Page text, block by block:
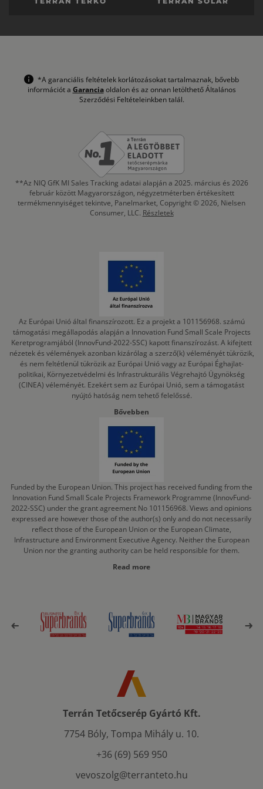
*A garanciális feltételek korlátozásokat tartalmaznak, bővebb
információt a Garanciaoldalon és az onnan letölthető Általános
Szerződési Feltételeinkben talál.
**Az NIQ GfK MI Sales Tracking adatai alapján a 2025. március és 2026
február között Magyarországon, négyzetméterben értékesített
termékmennyiséget tekintve, Panelmarket, Copyright © 2026, Nielsen
Consumer, LLC. Részletek
Az Európai Unió által finanszírozott. Ez a projekt a 101156968. számú
támogatási megállapodás alapján a Innovation Fund Small Scale Projects
Keretprogramjából (InnovFund-2022-SSC) kapott finanszírozást. A kifejtett
nézetek és vélemények azonban kizárólag a szerző(k) véleményét tükrözik,
és nem feltétlenül tükrözik az Európai Unió vagy az Európai Éghajlat-
politikai, Környezetvédelmi és Infrastrukturális Végrehajtó Ügynökség
(CINEA) véleményét. Ezekért sem az Európai Unió, sem a támogatást
nyújtó hatóság nem tehető felelőssé.
Bővebben
Funded by the European Union. This project has received funding from the
Innovation Fund Small Scale Projects Framework Programme (InnovFund-
2022-SSC) under the grant agreement No 101156968. Views and opinions
expressed are however those of the author(s) only and do not necessarily
reflect those of the European Union or the European Climate,
Infrastructure and Environment Executive Agency. Neither the European
Union nor the granting authority can be held responsible for them.
Read more
Terrán Tetőcserép Gyártó Kft.
7754 Bóly, Tompa Mihály u. 10.
+36 (69) 569 950
vevoszolg@terranteto.hu